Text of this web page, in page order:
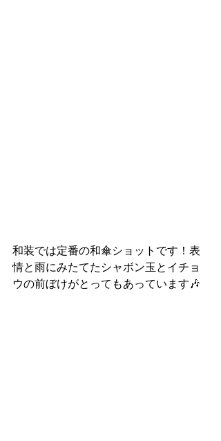
和装では定番の和傘ショットです！表
情と雨にみたてたシャボン玉とイチョ
ウの前ぼけがとってもあっています🎶